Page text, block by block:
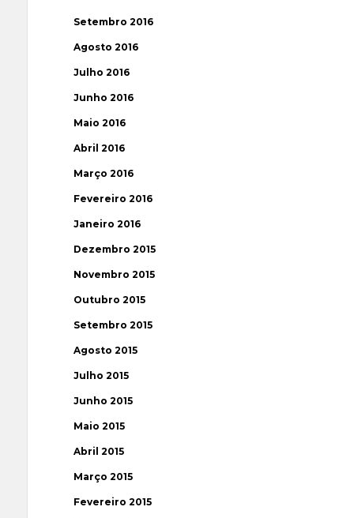
Setembro 2016
Agosto 2016
Julho 2016
Junho 2016
Maio 2016
Abril 2016
Março 2016
Fevereiro 2016
Janeiro 2016
Dezembro 2015
Novembro 2015
Outubro 2015
Setembro 2015
Agosto 2015
Julho 2015
Junho 2015
Maio 2015
Abril 2015
Março 2015
Fevereiro 2015